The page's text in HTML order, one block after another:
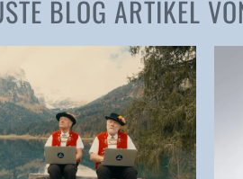
BLOG ARTIKEL